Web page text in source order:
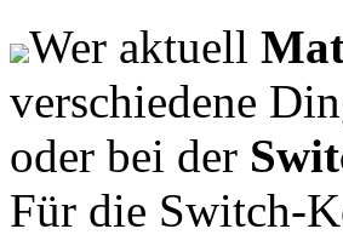
Wer aktuell
verschiedene
oder bei der
Für die Switch-